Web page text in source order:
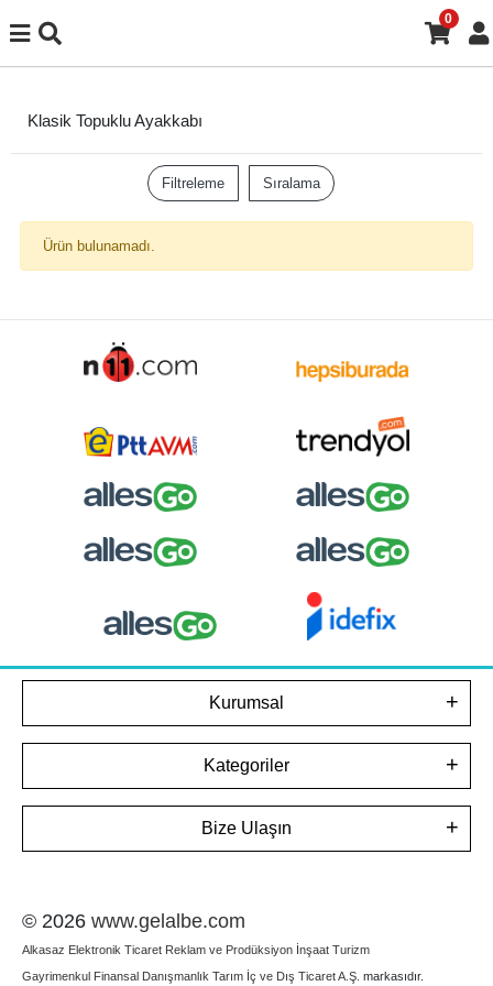
0
Klasik Topuklu Ayakkabı
Filtreleme Sıralama
Ürün bulunamadı.
Kurumsal
Kategoriler
Bize Ulaşın
© 2026 www.gelalbe.com
Alkasaz Elektronik Ticaret Reklam ve Prodüksiyon İnşaat Turizm
Gayrimenkul Finansal Danışmanlık Tarım İç ve Dış Ticaret A.Ş. markasıdır.